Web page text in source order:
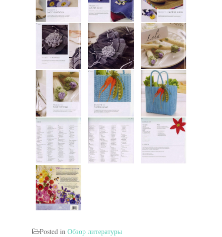
Posted in Обзор литературы